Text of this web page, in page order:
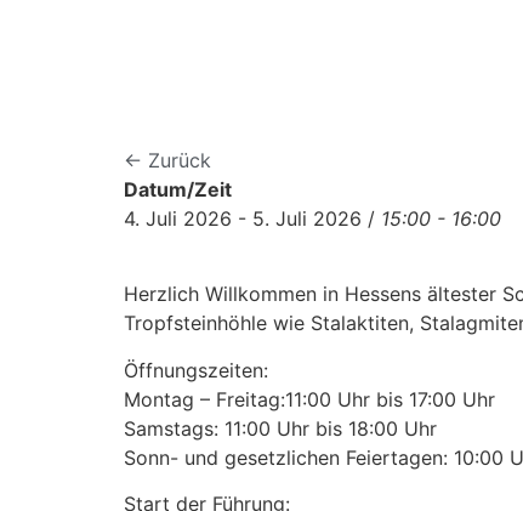
← Zurück
Datum/Zeit
4. Juli 2026 - 5. Juli 2026 / 15:00 - 16:00
Herzlich Willkommen in Hessens ältester
Tropfsteinhöhle wie Stalaktiten,
Öffnungszeiten:
Montag – Freitag:11:00 Uhr bis 17:00 Uhr
Samstags: 11:00 Uhr bis 18:00 Uhr
Sonn- und gesetzlichen Feiertagen: 10:00
Start der Führung: